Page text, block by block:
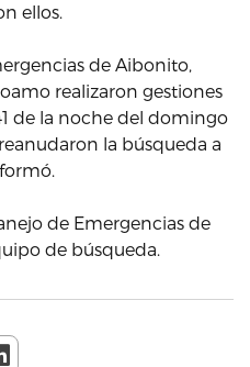
ellos.
de Aibonito,
realizaron gestiones
de la noche del domingo
la búsqueda a
de Emergencias de
de búsqueda.